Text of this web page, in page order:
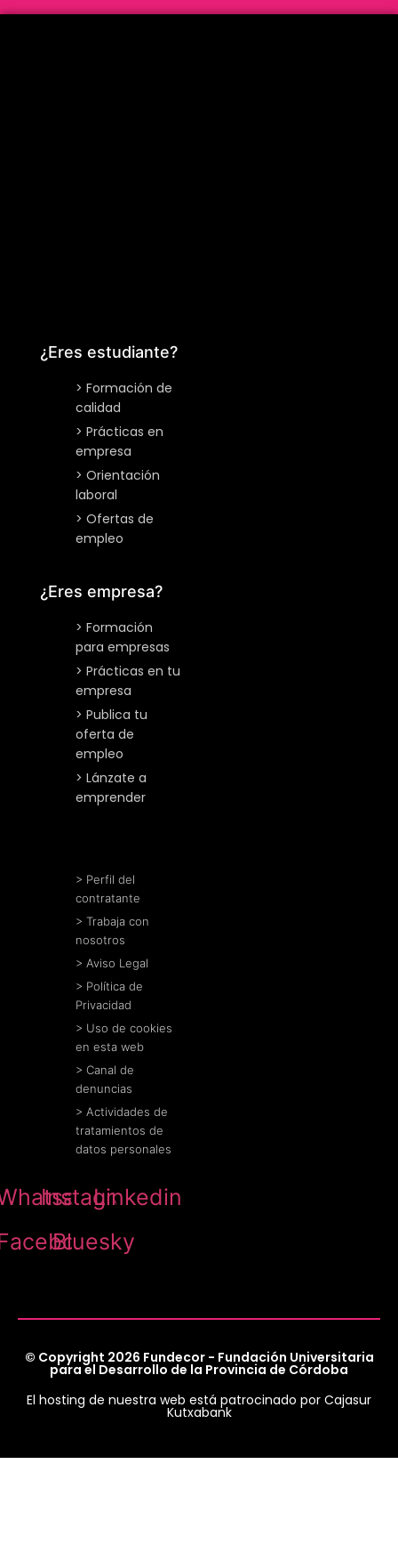
¿Eres estudiante?
> Formación de
calidad
> Prácticas en
empresa
> Orientación
laboral
> Ofertas de
empleo
¿Eres empresa?
> Formación
para empresas
> Prácticas en tu
empresa
> Publica tu
oferta de
empleo
> Lánzate a
emprender
> Perfil del
contratante
> Trabaja con
nosotros
> Aviso Legal
> Política de
Privacidad
> Uso de cookies
en esta web
> Canal de
denuncias
> Actividades de
tratamientos de
datos personales
Instagram
Linkedin
Bluesky
© Copyright 2026 Fundecor - Fundación Universitaria
para el Desarrollo de la Provincia de Córdoba
El hosting de nuestra web está patrocinado por Cajasur
Kutxabank